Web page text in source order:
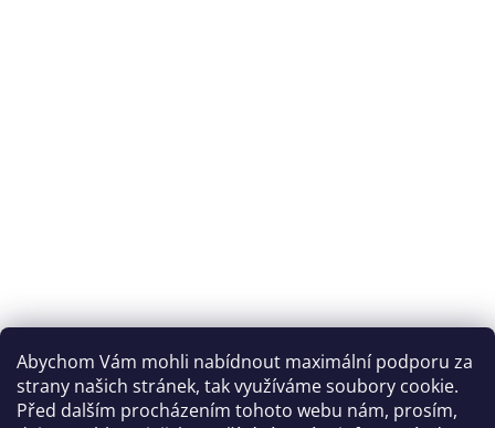
Abychom Vám mohli nabídnout maximální podporu za
strany našich stránek, tak využíváme soubory cookie.
Před dalším procházením tohoto webu nám, prosím,